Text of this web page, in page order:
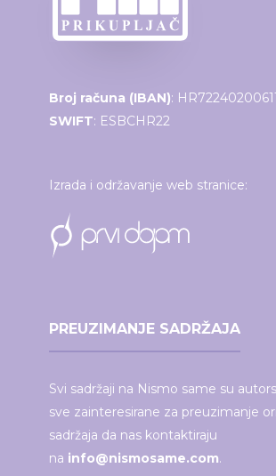
Broj računa (IBAN):
SWIFT: ESBCHR22
Izrada i održavanje web stranice:
PREUZIMANJE SADRŽAJA
Svi sadržaji na Nismo same su
sve zainteresirane za preuzimanje
sadržaja da nas kontaktiraju
na info@nismosame.com.